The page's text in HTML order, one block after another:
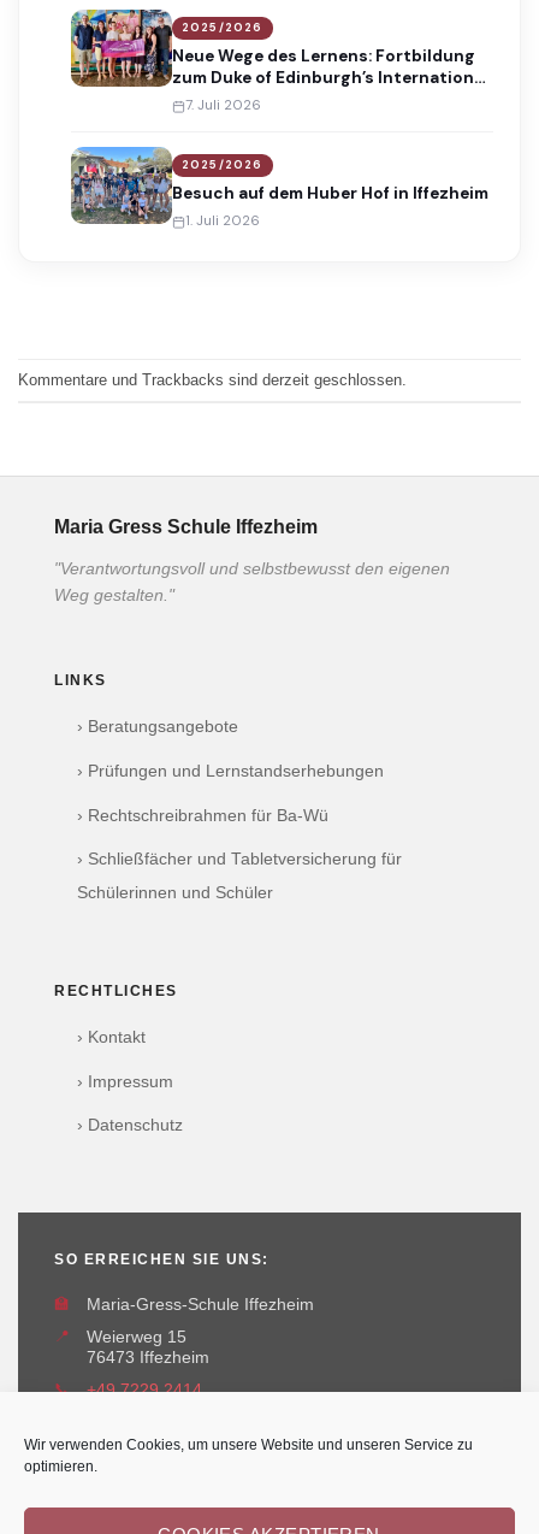
Wir verwenden Cookies, um unsere Website und unseren Service zu
optimieren.
2025/2026
Neue Wege des Lernens: Fortbildung
zum Duke of Edinburgh’s International
Award
7. Juli 2026
2025/2026
Besuch auf dem Huber Hof in Iffezheim
1. Juli 2026
Kommentare und Trackbacks sind derzeit geschlossen.
Maria Gress Schule Iffezheim
"Verantwortungsvoll und selbstbewusst den eigenen
Weg gestalten."
LINKS
› Beratungsangebote
› Prüfungen und Lernstandserhebungen
› Rechtschreibrahmen für Ba-Wü
› Schließfächer und Tabletversicherung für
Schülerinnen und Schüler
RECHTLICHES
› Kontakt
› Impressum
› Datenschutz
SO ERREICHEN SIE UNS:
🏫
Maria-Gress-Schule Iffezheim
📍
Weierweg 15
76473 Iffezheim
📞
+49 7229 2414